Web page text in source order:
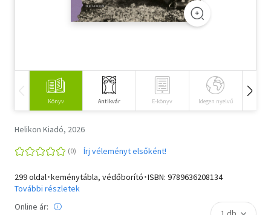
Társadalomtudomány
Könyv Antikvár E-könyv Idegen nyelvű
Helikon Kiadó, 2026
Írj véleményt elsőként!
299 oldal･keménytábla, védőborító･ISBN: 9789636208134
További részletek
Online ár: